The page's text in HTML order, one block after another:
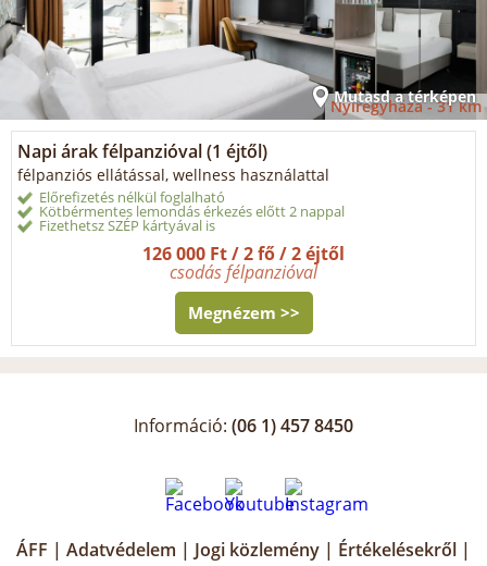
Mutasd a térképen
Nyíregyháza -31 km
Napi árak félpanzióval (1 éjtől)
félpanziós ellátással, wellness használattal
Előrefizetés nélkül foglalható
Kötbérmentes lemondás érkezés előtt 2 nappal
Fizethetsz SZÉP kártyával is
126 000 Ft / 2 fő / 2 éjtől
csodás félpanzióval
Megnézem >>
Információ: (06 1) 457 8450
ÁFF | Adatvédelem | Jogi közlemény | Értékelésekről |